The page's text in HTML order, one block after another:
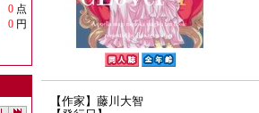
0 点
0 円
【作家】藤川大智